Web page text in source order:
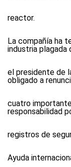
reactor.
La compañía ha
industria plagada
el presidente de
obligado a
cuatro
responsabilidad
registros de
Ayuda